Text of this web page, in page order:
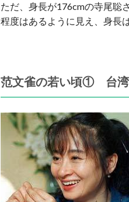
ただ、身長が176cmの寺尾聡
程度はあるように見え、身長
范文雀の若い頃① 台湾